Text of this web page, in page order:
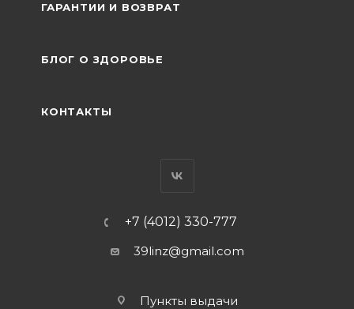
ГАРАНТИИ И ВОЗВРАТ
БЛОГ О ЗДОРОВЬЕ
КОНТАКТЫ
+7 (4012) 330-777
39linz@gmail.com
Пункты выдачи